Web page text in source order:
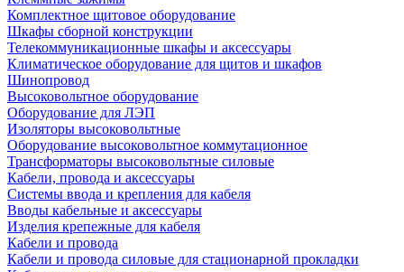
Комплектное щитовое оборудование
Шкафы сборной конструкции
Телекоммуникационные шкафы и аксессуары
Климатическое оборудование для щитов и шкафов
Шинопровод
Высоковольтное оборудование
Оборудование для ЛЭП
Изоляторы высоковольтные
Оборудование высоковольтное коммутационное
Трансформаторы высоковольтные силовые
Кабели, провода и аксессуары
Системы ввода и крепления для кабеля
Вводы кабельные и аксессуары
Изделия крепежные для кабеля
Кабели и провода
Кабели и провода силовые для стационарной прокладки